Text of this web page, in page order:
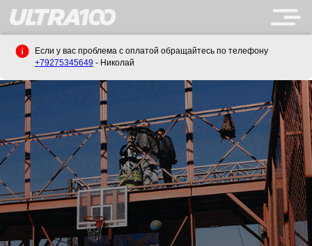
Если у вас проблема с оплатой обращайтесь по телефону
+79275345649 - Николай